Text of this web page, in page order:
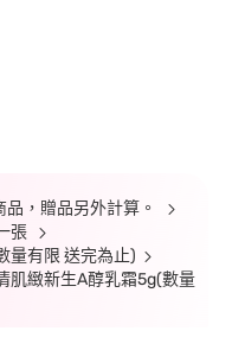
，贈品另外計算。
張
量有限 送完為止)
肌緻新生A醇乳霜5g(數量